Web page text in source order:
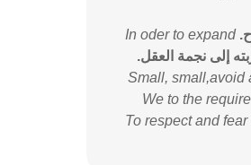
In oder to expand
إلى نجمة العقل.
Small, small,avoid
We to the
To respect and fear